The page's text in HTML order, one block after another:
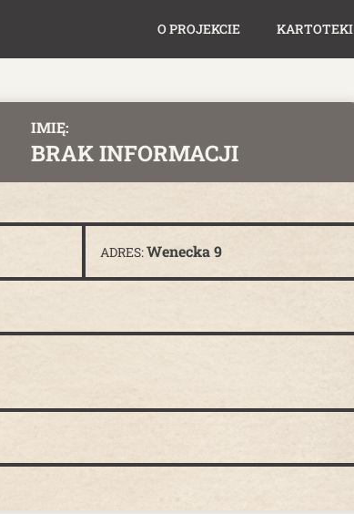
O PROJEKCIE KARTOTEKI
IMIĘ:
BRAK INFORMACJI
ADRES:Wenecka 9